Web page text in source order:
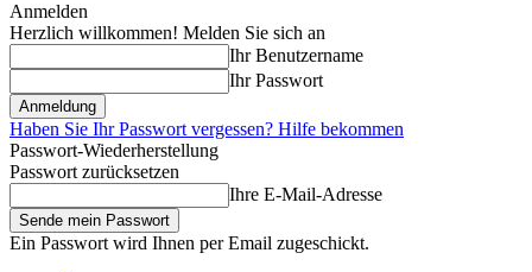
Anmelden
Herzlich willkommen! Melden Sie sich an
Ihr Benutzername
Ihr Passwort
Haben Sie Ihr Passwort vergessen? Hilfe bekommen
Passwort-Wiederherstellung
Passwort zurücksetzen
Ihre E-Mail-Adresse
Ein Passwort wird Ihnen per Email zugeschickt.